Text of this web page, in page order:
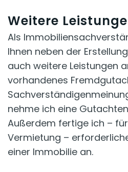
Materialfeuchtemessung zu den
Mit der Messung der
elektrischen Widerstandes
Volumenfeuchtemessung durch
ich ausreichend genau den
bestimmen. Bei beiden
zerstörungsfreie Messungen, bei
entnommen werden muss.
Weitere
Als
Ihnen neben der
auch weitere Leistungen
vorhandenes
nehme ich eine
Außerdem fertige ich –
Vermietung –
einer Immobilie an.